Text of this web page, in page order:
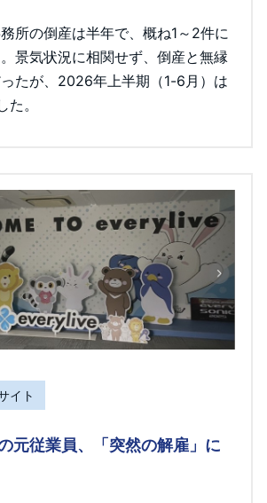
所の倒産は半年で、概ね1～2件に
景気状況に相関せず、倒産と無縁
たが、2026年上半期（1-6月）は
。
イト
元従業員、「突然の解雇」に